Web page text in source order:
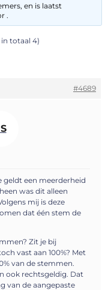
en is laatst
.
totaal 4)
#4689
geldt een meerderheid
was dit alleen
mij is deze
dat één stem de
Zit je bij
vast aan 100%? Met
van de stemmen.
ook rechtsgeldig. Dat
van de aangepaste